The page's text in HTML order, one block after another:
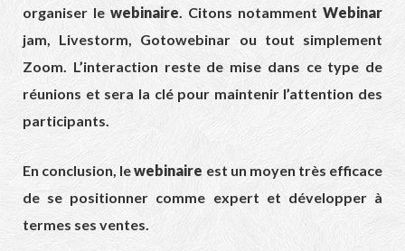
organiser le webinaire. Citons notamment Webinar
jam, Livestorm, Gotowebinar ou tout simplement
Zoom. L’interaction reste de mise dans ce type de
réunions et sera la clé pour maintenir l’attention des
participants.
En conclusion, lewebinaire est un moyen très efficace
de se positionner comme expert et développer à
termes ses ventes.